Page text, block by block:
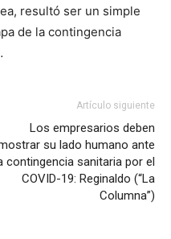
resultó ser un simple
de la contingencia
Artículo siguiente
Los empresarios deben
su lado humano ante
contingencia sanitaria por el
COVID-19: Reginaldo (“La
Columna”)